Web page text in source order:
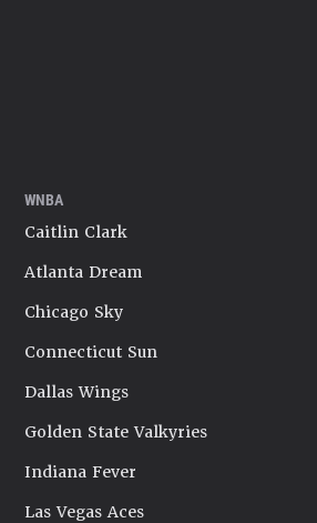
WNBA
Caitlin Clark
Atlanta Dream
Chicago Sky
Connecticut Sun
Dallas Wings
Golden State Valkyries
Indiana Fever
Las Vegas Aces